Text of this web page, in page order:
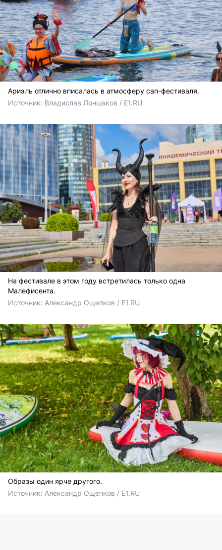
Ариэль отлично вписалась в атмосферу сап-фестиваля.
Источник: Владислав Лоншаков / E1.RU
На фестивале в этом году встретилась только одна
Малефисента.
Источник: Александр Ощепков / E1.RU
Образы один ярче другого.
Источник: Александр Ощепков / E1.RU